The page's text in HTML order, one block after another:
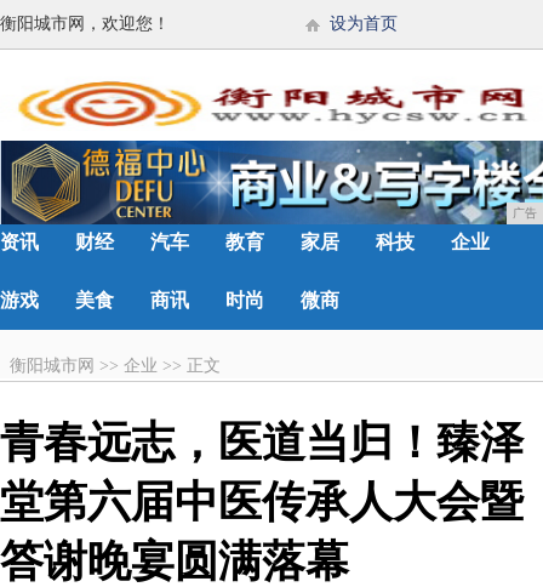
衡阳城市网，欢迎您！ 设为首页
广告
资讯 财经 汽车 教育 家居 科技 企业
游戏 美食 商讯 时尚 微商
衡阳城市网 >> 企业 >> 正文
青春远志，医道当归！臻泽
堂第六届中医传承人大会暨
答谢晚宴圆满落幕